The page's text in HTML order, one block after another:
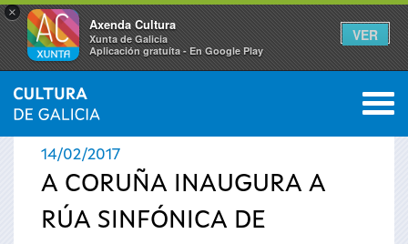
×
Axenda Cultura
Xunta de Galicia
Aplicación gratuíta - En Google Play
VER
Vostede
está
aquí
INICIO › ACTUALIDADE 0
14/02/2017
A CORUÑA INAUGURA A
RÚA SINFÓNICA DE